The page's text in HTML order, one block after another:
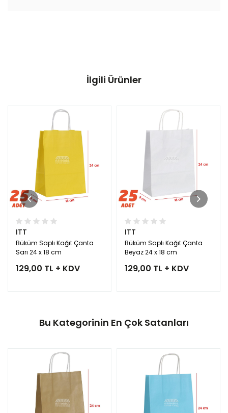
İlgili Ürünler
ITT
Büküm Saplı Kağıt Çanta
Sarı 24 x 18 cm
129,00 TL + KDV
ITT
Büküm Saplı Kağıt Çanta
Beyaz 24 x 18 cm
129,00 TL + KDV
Bu Kategorinin En Çok Satanları